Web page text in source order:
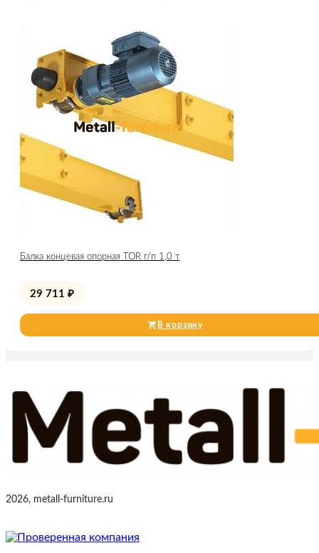
Балка концевая опорная TOR г/п 1,0 т
29 711 ₽
В корзину
2026, metall-furniture.ru